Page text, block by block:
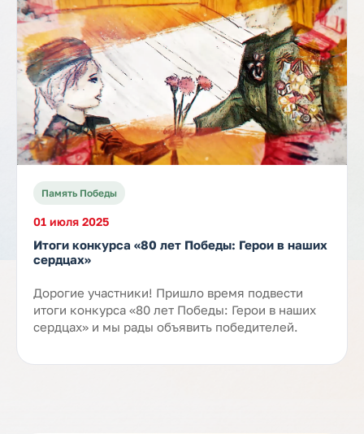
Память Победы
01 июля 2025
Итоги конкурса «80 лет Победы: Герои в наших
сердцах»
Дорогие участники! Пришло время подвести
итоги конкурса «80 лет Победы: Герои в наших
сердцах» и мы рады объявить победителей.